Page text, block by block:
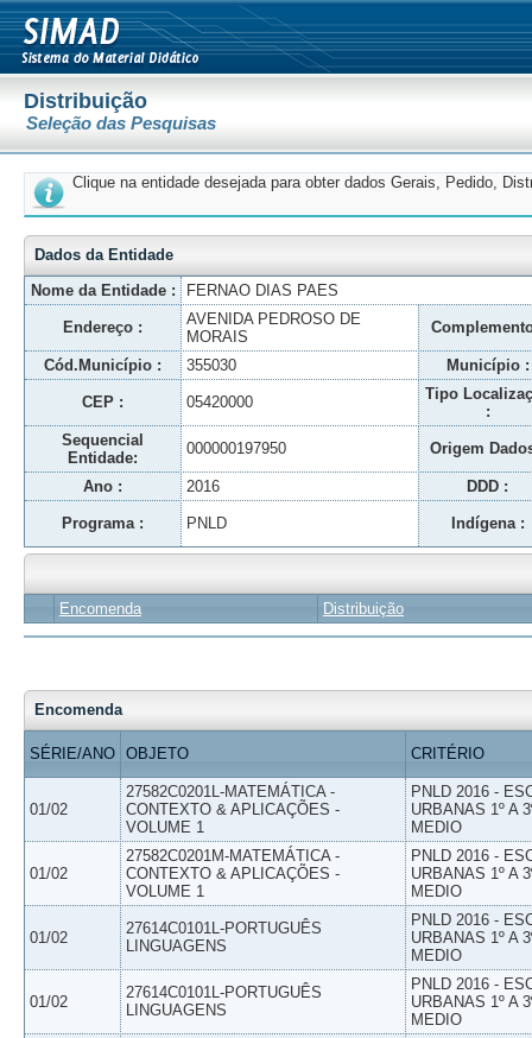
Distribuição
Seleção das Pesquisas
Clique na entidade desejada para obter dados Gerais, Pedido,
Dados da Entidade
Nome da Entidade :
FERNAO DIAS PAES
Endereço :
AVENIDA PEDROSO DE
MORAIS
Cód.Município : 355030 Município :
CEP : 05420000
Tipo
:
Sequencial
Entidade:
000000197950 Origem
Ano : 2016 DDD :
Programa : PNLD Indígena :
Encomenda Distribuição
Encomenda
SÉRIE/ANO OBJETO CRITÉRIO
01/02
27582C0201L-MATEMÁTICA -
CONTEXTO & APLICAÇÕES -
VOLUME 1
PNLD 2016 -
URBANAS 1º A
MEDIO
01/02
27582C0201M-MATEMÁTICA -
CONTEXTO & APLICAÇÕES -
VOLUME 1
PNLD 2016 -
URBANAS 1º A
MEDIO
01/02
27614C0101L-PORTUGUÊS
LINGUAGENS
PNLD 2016 -
URBANAS 1º A
MEDIO
01/02
27614C0101L-PORTUGUÊS
LINGUAGENS
PNLD 2016 -
URBANAS 1º A
MEDIO